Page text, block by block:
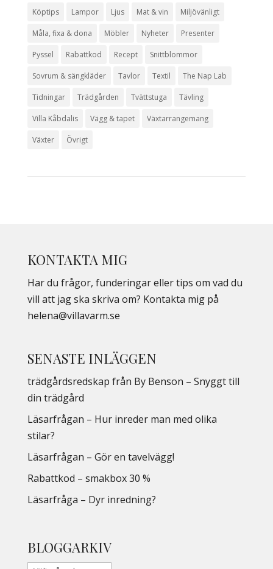
Köptips Lampor Ljus Mat & vin Miljövänligt
Måla, fixa & dona Möbler Nyheter Presenter
Pyssel Rabattkod Recept Snittblommor
Sovrum & sängkläder Tavlor Textil The Nap Lab
Tidningar Trädgården Tvättstuga Tävling
Villa Kåbdalis Vägg & tapet Växtarrangemang
Växter Övrigt
KONTAKTA MIG
Har du frågor, funderingar eller tips om vad du
vill att jag ska skriva om? Kontakta mig på
helena@villavarm.se
SENASTE INLÄGGEN
trädgårdsredskap från By Benson – Snyggt till
din trädgård
Läsarfrågan – Hur inreder man med olika
stilar?
Läsarfrågan – Gör en tavelvägg!
Rabattkod – smakbox 30 %
Läsarfråga – Dyr inredning?
BLOGGARKIV